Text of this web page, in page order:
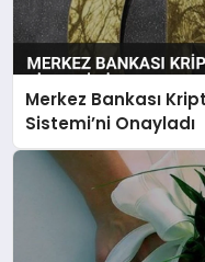
Merkez Bankası
Sistemi’ni Onayladı